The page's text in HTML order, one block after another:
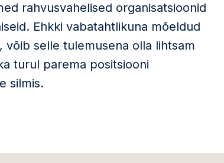
rahvusvahelised organisatsioonid
Ehkki vabatahtlikuna mõeldud
võib selle tulemusena olla lihtsam
turul parema positsiooni
silmis.